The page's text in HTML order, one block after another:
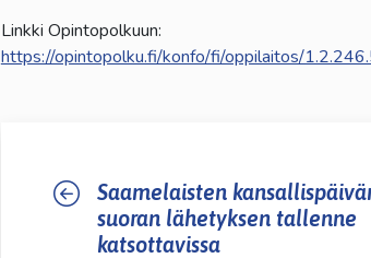
Linkki Opintopolkuun:
https://opintopolku.fi/konfo/fi/oppilaitos/
Saamelaisten
suoran lähetyksen tallenne
katsottavissa